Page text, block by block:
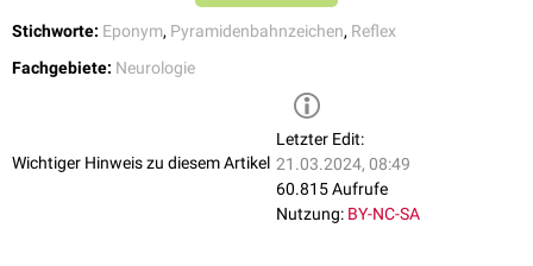
Stichworte: Eponym, Pyramidenbahnzeichen, Reflex
Fachgebiete: Neurologie
Wichtiger Hinweis zu diesem Artikel
Letzter Edit:
21.03.2024, 08:49
60.815 Aufrufe
Nutzung: BY-NC-SA